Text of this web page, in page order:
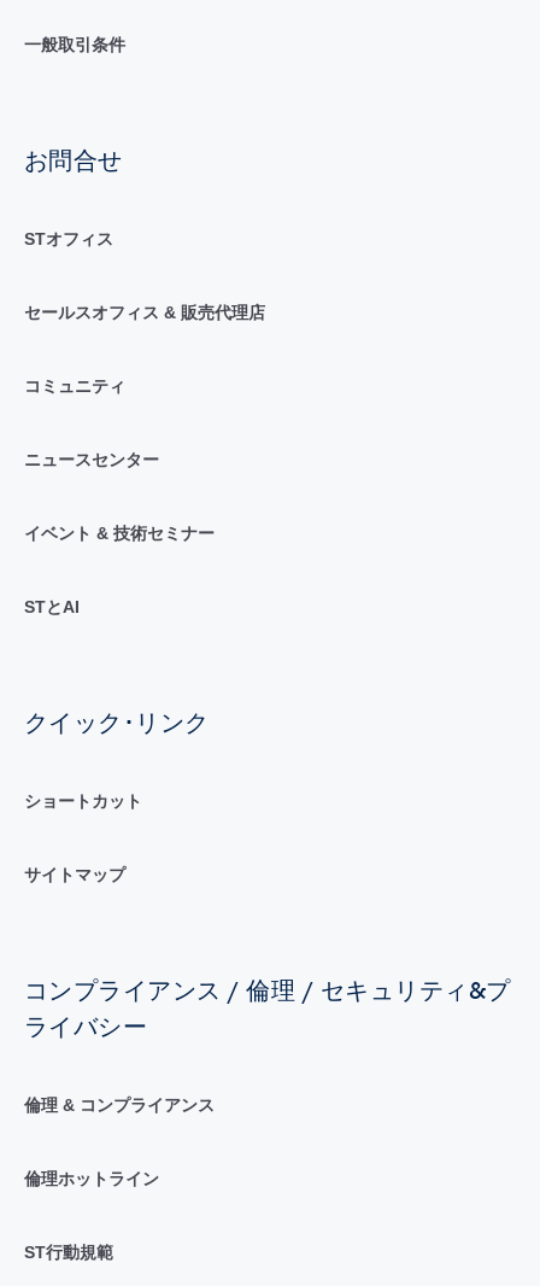
一般取引条件
お問合せ
STオフィス
セールスオフィス & 販売代理店
コミュニティ
ニュースセンター
イベント & 技術セミナー
STとAI
クイック･リンク
ショートカット
サイトマップ
コンプライアンス / 倫理 / セキュリティ&プ
ライバシー
倫理 & コンプライアンス
倫理ホットライン
ST行動規範